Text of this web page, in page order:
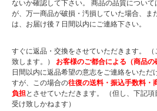
ないか確認して下さい。 商品の品質につい
が、万一商品が破損・汚損していた場合、ま
は、お届け後７日間以内にご連絡下さい。
すぐに返品・交換をさせていただきます。
致します。） お客様のご都合による（商品
日間以内に返品希望の意志をご連絡をいただ
すが、この場合の往復の送料・振込手数料・
負担とさせていただきます。 （但し、下記
受け致しかねます）